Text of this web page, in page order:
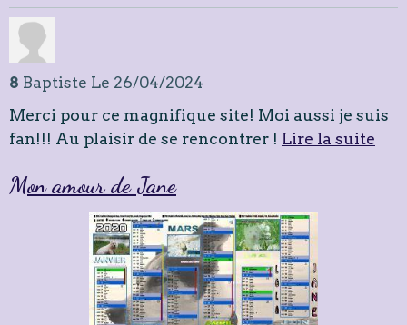
8 Baptiste Le 26/04/2024
Merci pour ce magnifique site! Moi aussi je suis
fan!!! Au plaisir de se rencontrer ! Lire la suite
Mon amour de Jane